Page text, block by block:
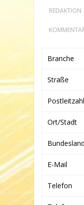
REDAKTION
Branche
Straße
Postleitzahl
Ort/Stadt
Bundesland
E-Mail
Telefon